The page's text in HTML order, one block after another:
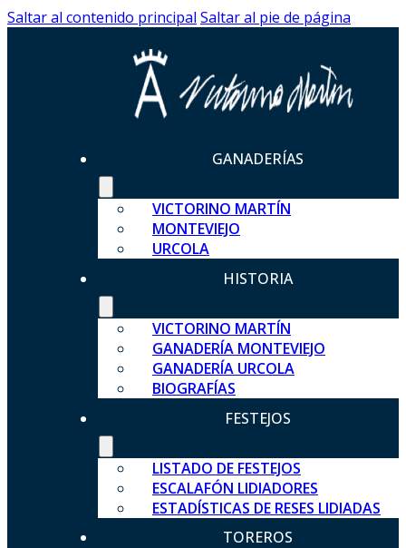
Saltar al contenido principal Saltar al pie de página
GANADERÍAS
VICTORINO MARTÍN
MONTEVIEJO
URCOLA
HISTORIA
VICTORINO MARTÍN
GANADERÍA MONTEVIEJO
GANADERÍA URCOLA
BIOGRAFÍAS
FESTEJOS
LISTADO DE FESTEJOS
ESCALAFÓN LIDIADORES
ESTADÍSTICAS DE RESES LIDIADAS
TOREROS